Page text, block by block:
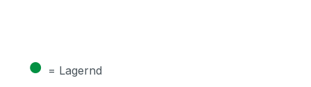
● = Lagernd